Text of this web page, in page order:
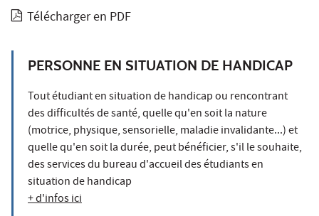
Télécharger en PDF
PERSONNE EN SITUATION DE HANDICAP
Tout étudiant en situation de handicap ou rencontrant
des difficultés de santé, quelle qu'en soit la nature
(motrice, physique, sensorielle, maladie invalidante...) et
quelle qu'en soit la durée, peut bénéficier, s'il le souhaite,
des services du bureau d'accueil des étudiants en
situation de handicap
+ d'infos ici